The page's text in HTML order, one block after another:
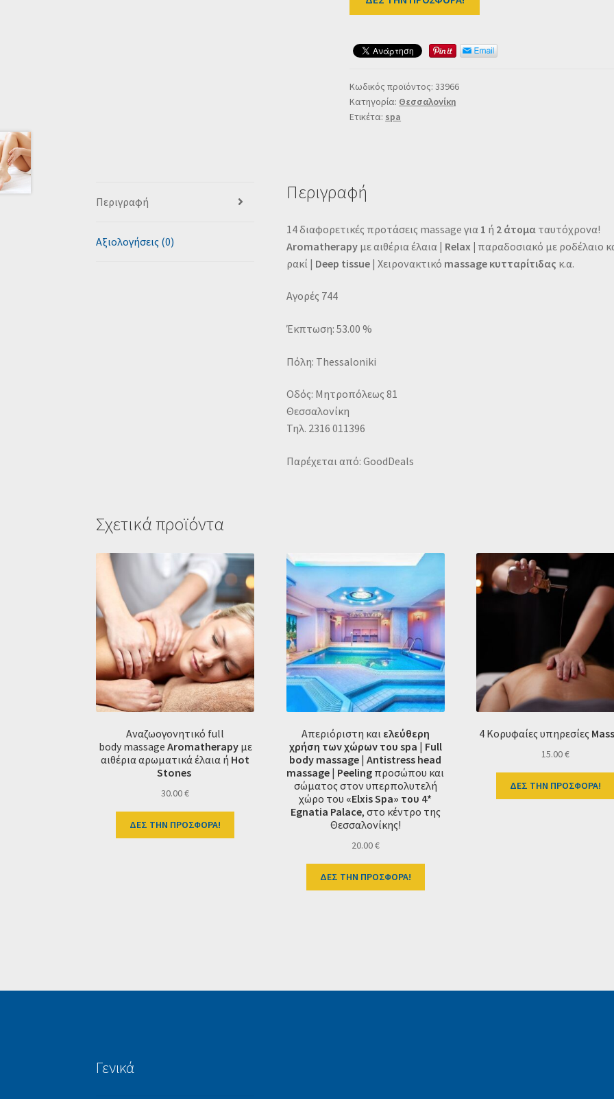
Κωδικός προϊόντος:33966
Κατηγορία: Θεσσαλονίκη
Ετικέτα: spa
Περιγραφή
Αξιολογήσεις (0)
Περιγραφή
14 διαφορετικές προτάσεις massage για 1 ή 2 άτοματαυτόχρονα!
Αromatherapy με αιθέρια έλαια | Relax | παραδοσιακό με ροδέλαιο
ρακί | Deep tissue| Χειρονακτικό massage κυτταρίτιδας κ.α.
Αγορές 744
Έκπτωση: 53.00 %
Πόλη: Thessaloniki
Οδός: Μητροπόλεως 81
Θεσσαλονίκη
Τηλ. 2316 011396
Παρέχεται από: GoodDeals
Σχετικά προϊόντα
Αναζωογονητικό full
body massage Aromatherapyμε
αιθέρια αρωματικά έλαια ή Hot
Stones
30.00€
ΔΕΣ ΤΗΝ ΠΡΟΣΦΟΡΑ!
Απεριόριστη και ελεύθερη
χρήση των χώρων του spa | Full
body massage |Antistress head
massage | Peeling προσώπου και
σώματος στον υπερπολυτελή
χώρο του «Elxis Spa» του 4*
Egnatia Palace, στο κέντρο της
Θεσσαλονίκης!
20.00€
ΔΕΣ ΤΗΝ ΠΡΟΣΦΟΡΑ!
4 Kορυφαίες υπηρεσίες
15.00€
ΔΕΣ ΤΗΝ ΠΡΟΣΦΟΡΑ!
Γενικά